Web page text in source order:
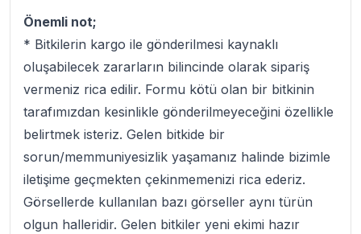
Önemli not;
* Bitkilerin kargo ile gönderilmesi kaynaklı
oluşabilecek zararların bilincinde olarak sipariş
vermeniz rica edilir. Formu kötü olan bir bitkinin
tarafımızdan kesinlikle gönderilmeyeceğini özellikle
belirtmek isteriz. Gelen bitkide bir
sorun/memmuniyesizlik yaşamanız halinde bizimle
iletişime geçmekten çekinmemenizi rica ederiz.
Görsellerde kullanılan bazı görseller aynı türün
olgun halleridir. Gelen bitkiler yeni ekimi hazır